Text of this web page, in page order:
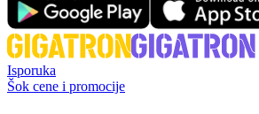
Isporuka
Šok cene i promocije